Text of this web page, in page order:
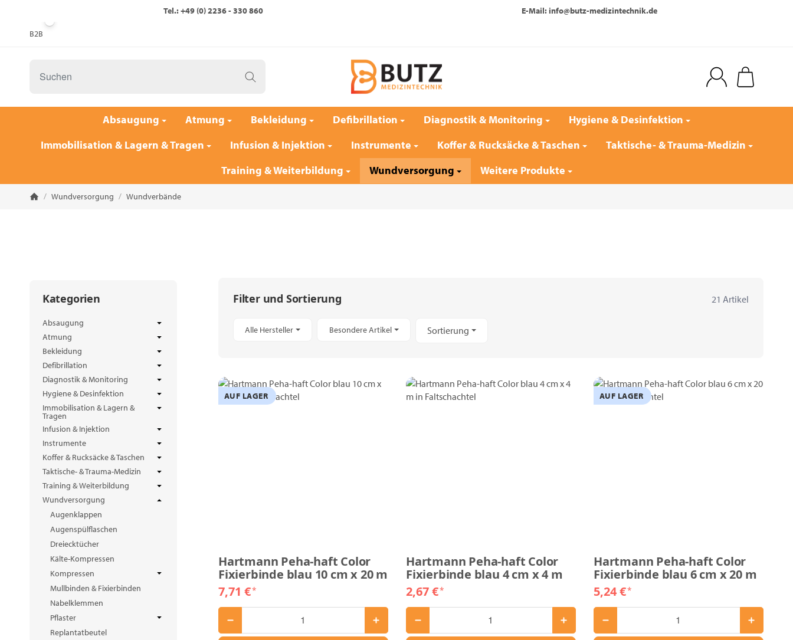
Tel.: +49 (0) 2236 - 330 860 E-Mail: info@butz-medizintechnik.de
B2B
Absaugung Atmung Bekleidung Defibrillation Diagnostik & Monitoring
Hygiene & Desinfektion
Immobilisation & Lagern & Tragen
Infusion & Injektion Instrumente Koffer & Rucksäcke & Taschen
Taktische- & Trauma-Medizin
Training & Weiterbildung
Wundversorgung Weitere Produkte
/ Wundversorgung / Wundverbände
Filter und Sortierung 21 Artikel
Alle Hersteller Besondere Artikel Sortierung
AUF LAGER
Hartmann Peha-haft Color
Fixierbinde blau 10 cm x 20 m
7,71 €*
Hartmann Peha-haft Color
Fixierbinde blau 4 cm x 4 m
2,67 €*
AUF LAGER
Hartmann Peha-haft Color
Fixierbinde blau 6 cm x 20 m
5,24 €*
Kategorien
Absaugung
Atmung
Bekleidung
Defibrillation
Diagnostik & Monitoring
Hygiene & Desinfektion
Immobilisation & Lagern &
Tragen
Infusion & Injektion
Instrumente
Koffer & Rucksäcke & Taschen
Taktische- & Trauma-Medizin
Training & Weiterbildung
Wundversorgung
Augenklappen
Augenspülflaschen
Dreiecktücher
Kälte-Kompressen
Kompressen
Mullbinden & Fixierbinden
Nabelklemmen
Pflaster
Replantatbeutel